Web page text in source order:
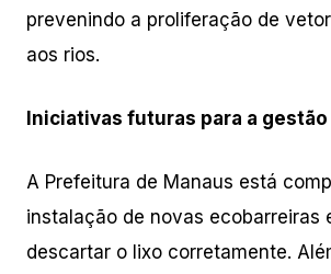
prevenindo a proliferação de
aos rios.
Iniciativas futuras para a
A Prefeitura de Manaus está
instalação de novas
descartar o lixo corretamente.